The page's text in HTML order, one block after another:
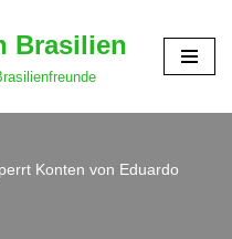
Brasilien
Konten von Eduardo